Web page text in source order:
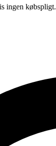
ingen købspligt.